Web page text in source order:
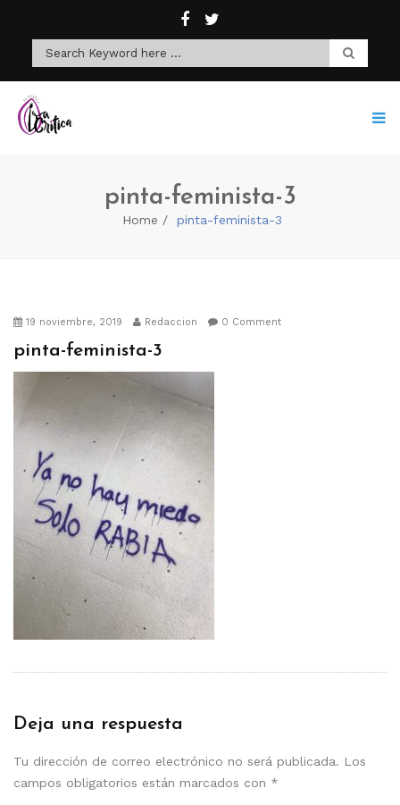
pinta-feminista-3
Home pinta-feminista-3
19 noviembre, 2019 Redaccion 0 Comment
pinta-feminista-3
Deja una respuesta
Tu dirección de correo electrónico no será publicada. Los
campos obligatorios están marcados con *